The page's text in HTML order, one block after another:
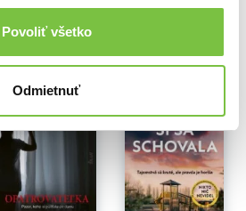
Povoliť všetko
Odmietnuť
Viac z tejto kategórie